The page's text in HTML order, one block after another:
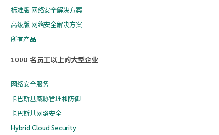
标准版 网络安全解决方案
高级版 网络安全解决方案
所有产品
1000 名员工以上的大型企业
网络安全服务
卡巴斯基威胁管理和防御
卡巴斯基网络安全
Hybrid Cloud Security